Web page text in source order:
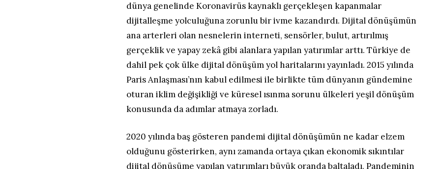
dünya genelinde Koronavirüs kaynaklı gerçekleşen kapanmalar
dijitalleşme yolculuğuna zorunlu bir ivme kazandırdı. Dijital dönüşümün
ana arterleri olan nesnelerin interneti, sensörler, bulut, artırılmış
gerçeklik ve yapay zekâ gibi alanlara yapılan yatırımlar arttı. Türkiye de
dahil pek çok ülke dijital dönüşüm yol haritalarını yayınladı. 2015 yılında
Paris Anlaşması’nın kabul edilmesi ile birlikte tüm dünyanın gündemine
oturan iklim değişikliği ve küresel ısınma sorunu ülkeleri yeşil dönüşüm
konusunda da adımlar atmaya zorladı.
2020 yılında baş gösteren pandemi dijital dönüşümün ne kadar elzem
olduğunu gösterirken, aynı zamanda ortaya çıkan ekonomik sıkıntılar
dijital dönüşüme yapılan yatırımları büyük oranda baltaladı. Pandeminin